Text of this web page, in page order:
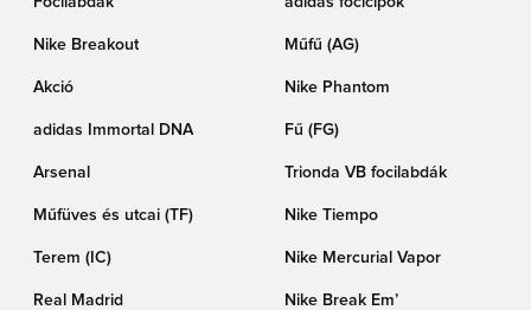
Nike Breakout Műfű (AG)
Akció Nike Phantom
adidas Immortal DNA Fű (FG)
Arsenal Trionda VB focilabdák
Műfüves és utcai (TF) Nike Tiempo
Terem (IC) Nike Mercurial Vapor
Real Madrid Nike Break Em’